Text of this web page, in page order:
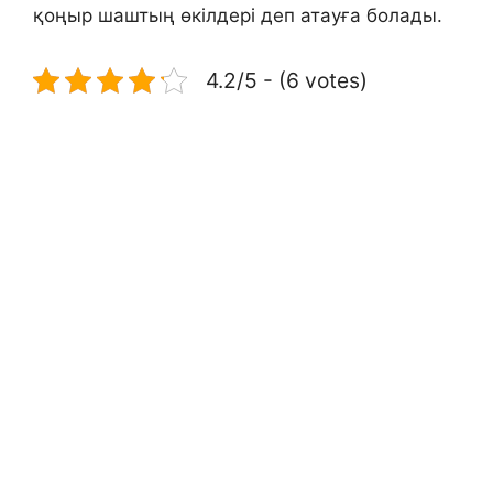
қоңыр шаштың өкілдері деп атауға болады.
4.2/5 - (6 votes)